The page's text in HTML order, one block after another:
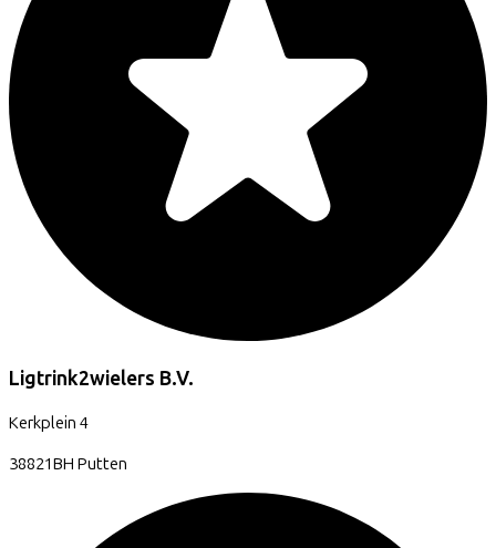
Ligtrink2wielers B.V.
Kerkplein 4
38821BH Putten